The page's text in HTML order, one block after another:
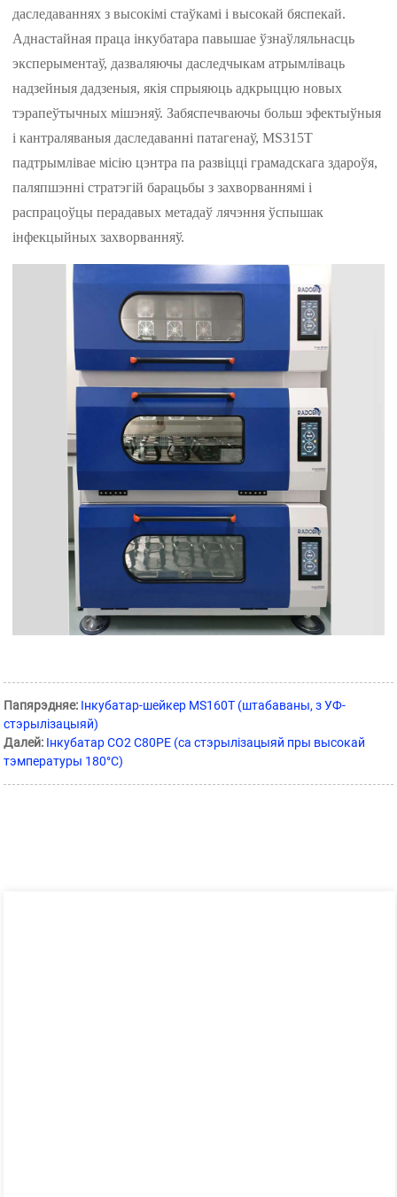
даследаваннях з высокімі стаўкамі і высокай бяспекай.
Аднастайная праца інкубатара павышае ўзнаўляльнасць
эксперыментаў, дазваляючы даследчыкам атрымліваць
надзейныя дадзеныя, якія спрыяюць адкрыццю новых
тэрапеўтычных мішэняў. Забяспечваючы больш эфектыўныя
і кантраляваныя даследаванні патагенаў, MS315T
падтрымлівае місію цэнтра па развіцці грамадскага здароўя,
паляпшэнні стратэгій барацьбы з захворваннямі і
распрацоўцы перадавых метадаў лячэння ўспышак
інфекцыйных захворванняў.
Папярэдняе: Інкубатар-шейкер MS160T (штабаваны, з УФ-
стэрылізацыяй)
Далей: Інкубатар CO2 C80PE (са стэрылізацыяй пры высокай
тэмпературы 180°C)